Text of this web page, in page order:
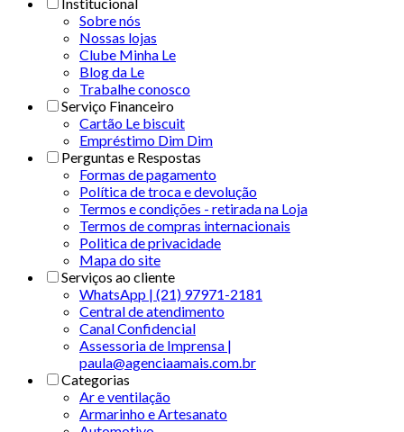
Sobre nós
Nossas lojas
Clube Minha Le
Blog da Le
Trabalhe conosco
Serviço Financeiro
Cartão Le biscuit
Empréstimo Dim Dim
Perguntas e Respostas
Formas de pagamento
Política de troca e devolução
Termos e condições - retirada na Loja
Termos de compras internacionais
Politica de privacidade
Mapa do site
Serviços ao cliente
WhatsApp | (21) 97971-2181
Central de atendimento
Canal Confidencial
Assessoria de Imprensa |
paula@agenciaamais.com.br
Categorias
Ar e ventilação
Armarinho e Artesanato